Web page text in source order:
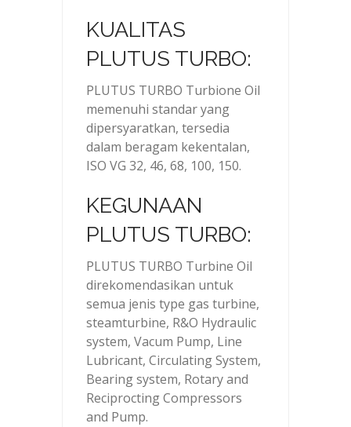
KUALITAS
PLUTUS TURBO:
PLUTUS TURBO Turbione Oil
memenuhi standar yang
dipersyaratkan, tersedia
dalam beragam kekentalan,
ISO VG 32, 46, 68, 100, 150.
KEGUNAAN
PLUTUS TURBO:
PLUTUS TURBO Turbine Oil
direkomendasikan untuk
semua jenis type gas turbine,
steamturbine, R&O Hydraulic
system, Vacum Pump, Line
Lubricant, Circulating System,
Bearing system, Rotary and
Reciprocting Compressors
and Pump.